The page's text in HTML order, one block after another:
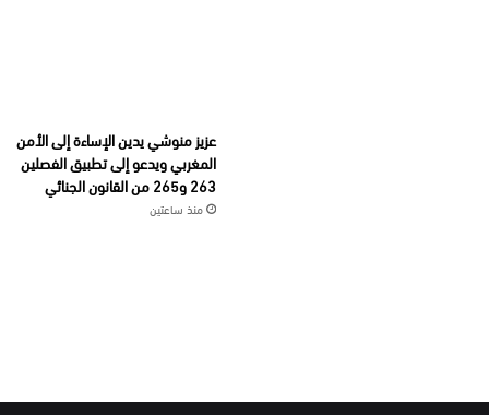
عزيز منوشي يدين الإساءة إلى الأمن
المغربي ويدعو إلى تطبيق الفصلين
263 و265 من القانون الجنائي
منذ ساعتين